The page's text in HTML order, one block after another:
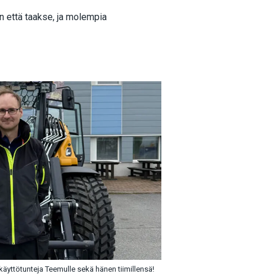
että taakse, ja molempia
Teemulle sekä hänen tiimillensä!